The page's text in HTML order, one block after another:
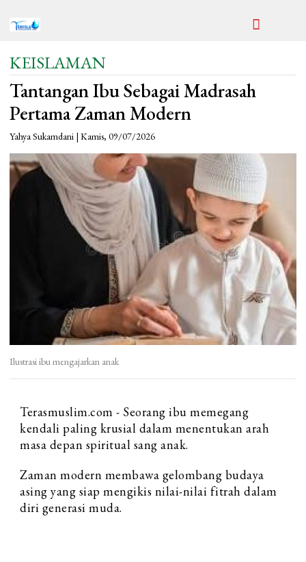
KEISLAMAN
Tantangan Ibu Sebagai Madrasah
Pertama Zaman Modern
Yahya Sukamdani | Kamis, 09/07/2026
Ilustrasi ibu mengajarkan anak
Terasmuslim.com - Seorang ibu memegang
kendali paling krusial dalam menentukan arah
masa depan spiritual sang anak.
Zaman modern membawa gelombang budaya
asing yang siap mengikis nilai-nilai fitrah dalam
diri generasi muda.